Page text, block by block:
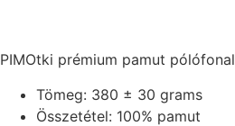
PIMOtki prémium pamut pólófonal
Tömeg: 380 ± 30 grams
Összetétel: 100% pamut